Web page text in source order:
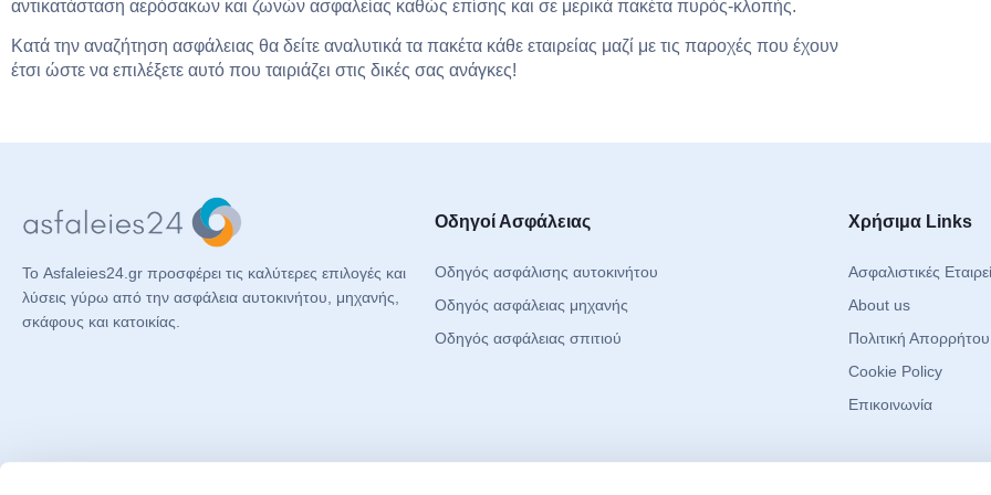
αντικατάσταση αερόσακων και ζωνών ασφαλείας καθώς επίσης και σε μερικά πακέτα πυρός-κλοπής.
Κατά την αναζήτηση ασφάλειας θα δείτε αναλυτικά τα πακέτα κάθε εταιρείας μαζί με τις παροχές που έχουν
έτσι ώστε να επιλέξετε αυτό που ταιριάζει στις δικές σας ανάγκες!
Το Asfaleies24.gr προσφέρει τις καλύτερες επιλογές και
λύσεις γύρω από την ασφάλεια αυτοκινήτου, μηχανής,
σκάφους και κατοικίας.
Οδηγοί Ασφάλειας
Οδηγός ασφάλισης αυτοκινήτου
Οδηγός ασφάλειας μηχανής
Οδηγός ασφάλειας σπιτιού
Χρήσιμα Links
Ασφαλιστικές
About us
Πολιτική Απορρήτου
Cookie Policy
Επικοινωνία